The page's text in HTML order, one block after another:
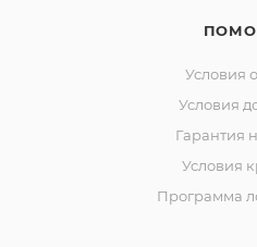
Условия
Условия
Гарантия
Условия
Программа